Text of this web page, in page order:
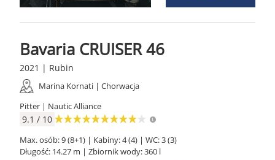
Bavaria CRUISER 46
2021 | Rubin
Marina Kornati | Chorwacja
Pitter | Nautic Alliance
9.1 / 10
Max. osób: 9 (8+1) | Kabiny: 4 (4) | WC: 3 (3)
Długość: 14.27 m | Zbiornik wody: 360 l